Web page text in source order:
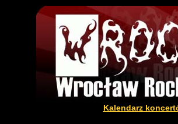
Kalendarz